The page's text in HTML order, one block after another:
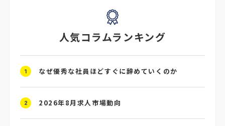
#求人広告
#スクラム採用 #転職イベント #転職フェア
#賃上げ #人事数珠繋ぎ
#4P分析 #競合他社
人気コラムランキング
1 なぜ優秀な社員ほどすぐに辞めていくのか
2 2026年8月求人市場動向